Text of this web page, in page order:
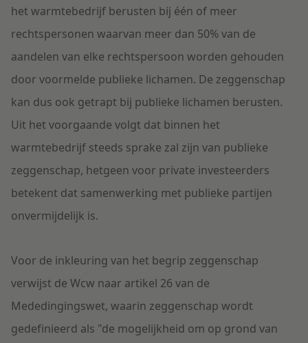
het warmtebedrijf berusten bij één of meer
rechtspersonen waarvan meer dan 50% van de
aandelen van elke rechtspersoon worden gehouden
door voormelde publieke lichamen. De zeggenschap
kan dus ook getrapt bij publieke lichamen berusten.
Uit het voorgaande volgt dat binnen het
warmtebedrijf steeds sprake zal zijn van publieke
zeggenschap, hetgeen voor private investeerders
betekent dat samenwerking met publieke partijen
onvermijdelijk is.
Voor de inkleuring van het begrip zeggenschap
verwijst de Wcw naar artikel 26 van de
Mededingingswet, waarin zeggenschap wordt
gedefinieerd als "de mogelijkheid om op grond van